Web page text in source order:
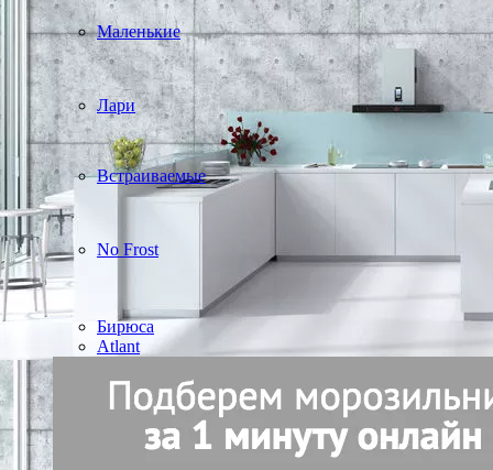
Маленькие
Лари
Встраиваемые
No Frost
Бирюса
Atlant